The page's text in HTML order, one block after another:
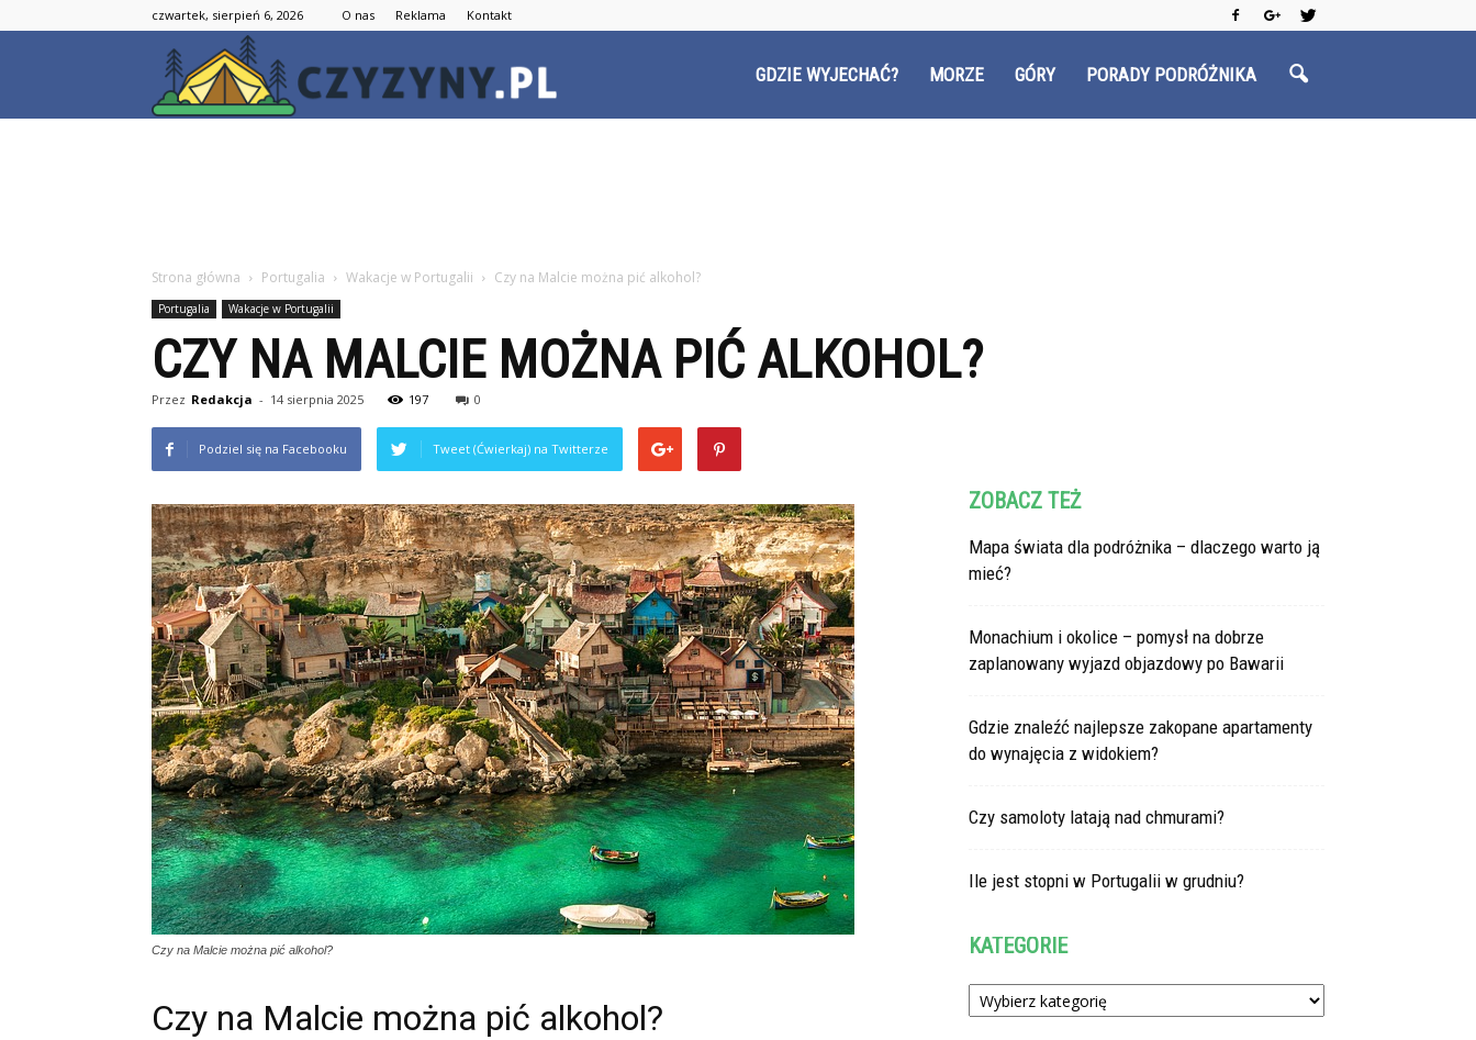
czwartek, sierpień 6, 2026 O nas Reklama Kontakt
GDZIE WYJECHAĆ? MORZE GÓRY PORADY PODRÓŻNIKA
Strona główna Portugalia Wakacje w Portugalii Czy na Malcie można pić alkohol?
Portugalia Wakacje w Portugalii
CZY NA MALCIE MOŻNA PIĆ ALKOHOL?
Przez Redakcja - 14 sierpnia 2025 197 0
Podziel się na Facebooku Tweet (Ćwierkaj) na Twitterze
Czy na Malcie można pić alkohol?
Czy na Malcie można pić alkohol?
ZOBACZ TEŻ
Mapa świata dla podróżnika – dlaczego warto ją
mieć?
Monachium i okolice – pomysł na dobrze
zaplanowany wyjazd objazdowy po Bawarii
Gdzie znaleźć najlepsze zakopane apartamenty
do wynajęcia z widokiem?
Czy samoloty latają nad chmurami?
Ile jest stopni w Portugalii w grudniu?
KATEGORIE
Kategorie